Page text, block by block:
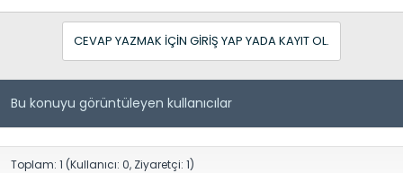
CEVAP YAZMAK IÇIN GIRIŞ YAP YADA KAYIT OL.
Bu konuyu görüntüleyen kullanıcılar
Toplam: 1 (Kullanıcı: 0, Ziyaretçi: 1)